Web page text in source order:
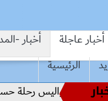
أخبار عاجلة أخبار -
الرئيسية
كواليس رحلة حسام